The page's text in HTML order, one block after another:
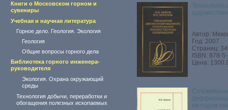
Книги о Московском горном и
сувениры
Учебная и научная литература
Горное дело. Геология. Экология
Геология
Общие вопросы горного дела
Библиотека горного инженера-
руководителя
Экология. Охрана окружающий
среды
Технология добычи, переработки и
обогащения полезных ископаемых
Технология
Автор:
Год: 2007
Страниц:
ISBN: 978-
Цена:
методом